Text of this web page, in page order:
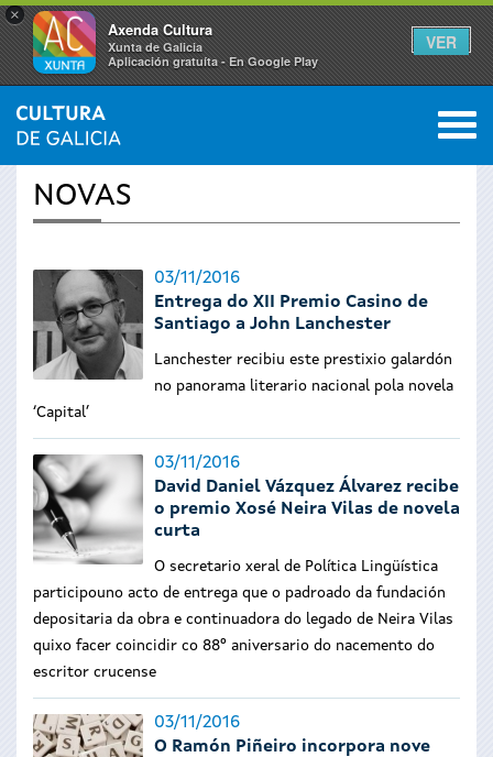
×
Axenda Cultura
Xunta de Galicia
Aplicación gratuíta - En Google Play
VER
Vostede
está
aquí
INICIO › ACTUALIDADE 0
NOVAS
03/11/2016
Entrega do XII Premio Casino de
Santiago a John Lanchester
Lanchester recibiu este prestixio galardón
no panorama literario nacional pola novela
‘Capital’
03/11/2016
David Daniel Vázquez Álvarez recibe
o premio Xosé Neira Vilas de novela
curta
O secretario xeral de Política Lingüística
participouno acto de entrega que o padroado da fundación
depositaria da obra e continuadora do legado de Neira Vilas
quixo facer coincidir co 88º aniversario do nacemento do
escritor crucense
03/11/2016
O Ramón Piñeiro incorpora nove